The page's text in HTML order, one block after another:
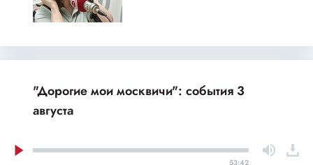
"Дорогие мои москвичи": события 3
августа
53:42